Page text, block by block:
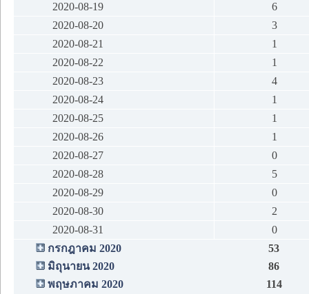
2020-08-19
6
2020-08-20
3
2020-08-21
1
2020-08-22
1
2020-08-23
4
2020-08-24
1
2020-08-25
1
2020-08-26
1
2020-08-27
0
2020-08-28
5
2020-08-29
0
2020-08-30
2
2020-08-31
0
กรกฎาคม 2020
53
มิถุนายน 2020
86
พฤษภาคม 2020
114